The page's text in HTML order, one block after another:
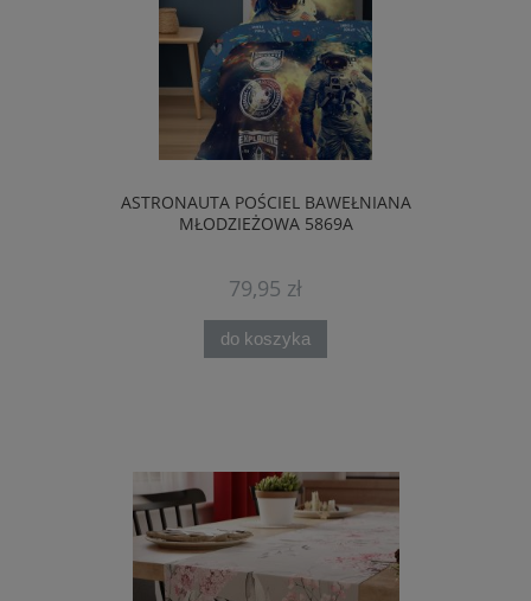
ASTRONAUTA POŚCIEL BAWEŁNIANA
MŁODZIEŻOWA 5869A
79,95 zł
do koszyka